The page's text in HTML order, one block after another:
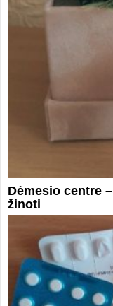
Dėmesio centre
žinoti